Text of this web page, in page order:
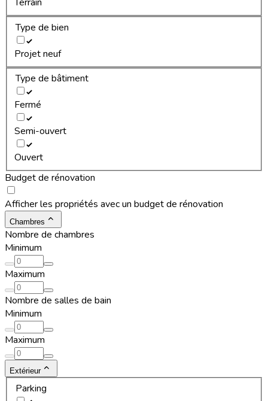
Type de bien
Projet neuf
Type de bâtiment
Fermé
Semi-ouvert
Ouvert
Budget de rénovation
Afficher les propriétés avec un budget de rénovation
Chambres
Nombre de chambres
Minimum
Maximum
Nombre de salles de bain
Minimum
Maximum
Extérieur
Parking